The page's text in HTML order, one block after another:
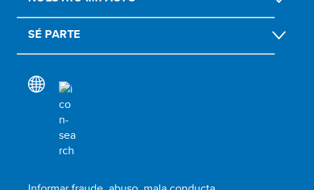
SÉ PARTE